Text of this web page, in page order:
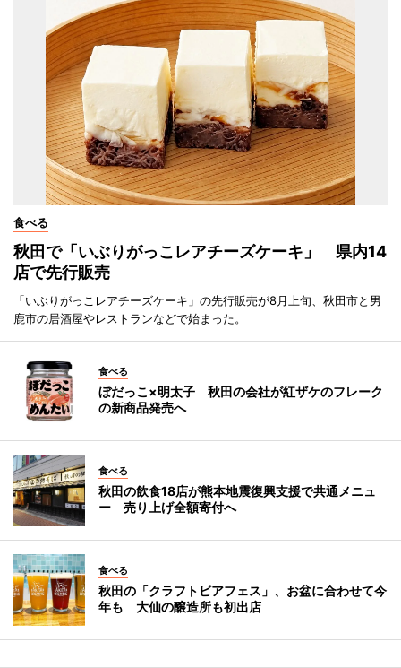
食べる
秋田で「いぶりがっこレアチーズケーキ」 県内14
店で先行販売
「いぶりがっこレアチーズケーキ」の先行販売が8月上旬、秋田市と男
鹿市の居酒屋やレストランなどで始まった。
食べる
ぼだっこ×明太子 秋田の会社が紅ザケのフレーク
の新商品発売へ
食べる
秋田の飲食18店が熊本地震復興支援で共通メニュ
ー 売り上げ全額寄付へ
食べる
秋田の「クラフトビアフェス」、お盆に合わせて今
年も 大仙の醸造所も初出店